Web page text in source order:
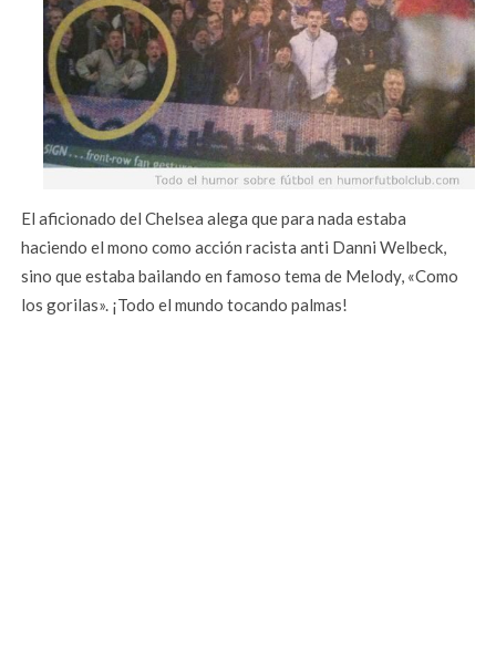
El aficionado del Chelsea alega que para nada estaba
haciendo el mono como acción racista anti Danni Welbeck,
sino que estaba bailando en famoso tema de Melody, «Como
los gorilas». ¡Todo el mundo tocando palmas!